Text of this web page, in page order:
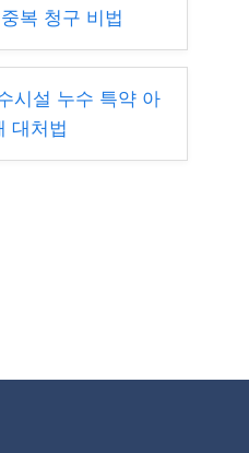
복 청구 비법
시설 누수 특약 아
대처법